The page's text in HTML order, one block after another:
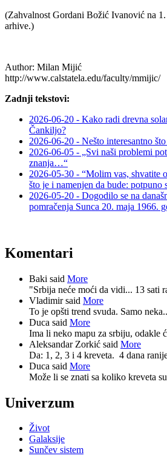
(Zahvalnost Gordani Božić Ivanović na
arhive.)
Author: Milan Mijić
http://www.calstatela.edu/faculty/mmijic/
Zadnji tekstovi:
2026-06-20 - Kako radi drevna
Čankiljo?
2026-06-20 - Nešto interesantno
2026-06-05 - „Svi naši problemi
znanja…“
2026-05-30 - “Molim vas, shvatite
što je i namenjen da bude: potpuno
2026-05-20 - Dogodilo se na
pomračenja Sunca 20. maja 1966.
Komentari
Baki said More
"Srbija neće moći da vidi... 13 sati
Vladimir said More
To je opšti trend svuda. Samo
Duca said More
Ima li neko mapu za srbiju, odakle
Aleksandar Zorkić said More
Da: 1, 2, 3 i 4 kreveta. 4 dana
Duca said More
Može li se znati sa koliko kreveta
Univerzum
Život
Galaksije
Sunčev sistem